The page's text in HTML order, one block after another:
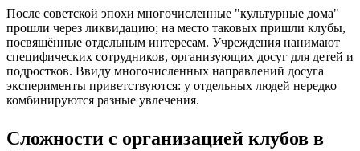
После советской эпохи многочисленные "культурные дома"
прошли через ликвидацию; на место таковых пришли клубы,
посвящённые отдельным интересам. Учреждения нанимают
специфических сотрудников, организующих досуг для детей и
подростков. Ввиду многочисленных направлений досуга
эксперименты приветствуются: у отдельных людей нередко
комбинируются разные увлечения.
Сложности с организацией клубов в